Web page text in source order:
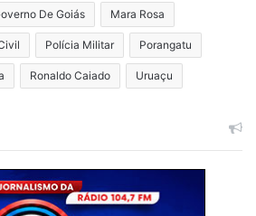
De Goiás Mara Rosa
Polícia Militar Porangatu
Ronaldo Caiado Uruaçu